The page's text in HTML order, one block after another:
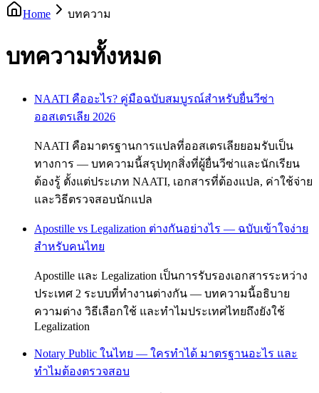
Home บทความ
บทความทั้งหมด
NAATI คืออะไร? คู่มือฉบับสมบูรณ์สำหรับยื่นวีซ่า
ออสเตรเลีย 2026
NAATI คือมาตรฐานการแปลที่ออสเตรเลียยอมรับเป็น
ทางการ — บทความนี้สรุปทุกสิ่งที่ผู้ยื่นวีซ่าและนักเรียน
ต้องรู้ ตั้งแต่ประเภท NAATI, เอกสารที่ต้องแปล, ค่าใช้จ่าย
และวิธีตรวจสอบนักแปล
Apostille vs Legalization ต่างกันอย่างไร — ฉบับเข้าใจง่าย
สำหรับคนไทย
Apostille และ Legalization เป็นการรับรองเอกสารระหว่าง
ประเทศ 2 ระบบที่ทำงานต่างกัน — บทความนี้อธิบาย
ความต่าง วิธีเลือกใช้ และทำไมประเทศไทยถึงยังใช้
Legalization
Notary Public ในไทย — ใครทำได้ มาตรฐานอะไร และ
ทำไมต้องตรวจสอบ